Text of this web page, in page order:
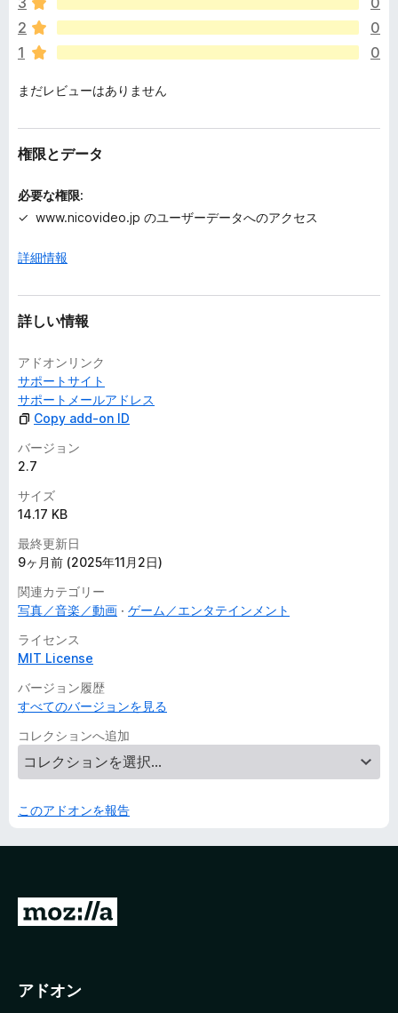
れ
て
い
せ
2
0
1
0
まだレビューはありません
権限とデータ
必要な権限:
www.nicovideo.jp のユーザーデータへのアクセス
詳細情報
詳しい情報
アドオンリンク
サポートサイト
サポートメールアドレス
Copy add-on ID
バージョン
2.7
サイズ
14.17 KB
最終更新日
9ヶ月前 (2025年11月2日)
関連カテゴリー
写真／音楽／動画
ゲーム／エンタテインメント
ライセンス
MIT License
バージョン履歴
すべてのバージョンを見る
コレクションへ追加
このアドオンを報告
M
i
アドオン